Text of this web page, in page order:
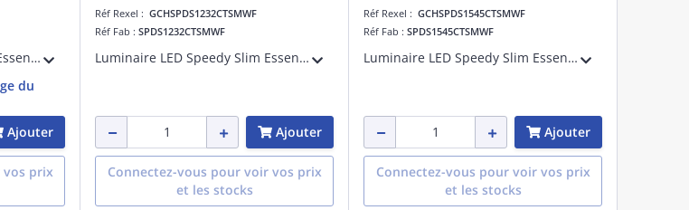
Luminaire LED Speedy Slim Essential avec interrupteur de couleur 3000-4000-5000K. Grâce aux embouts sans vis et aux connecteurs sans outil, ce luminaire peut être installé en un rien de temps. Les supports de montage en acier inoxydable inc
du
Ajouter
vos prix
Réf Rexel : GCHSPDS1232CTSMWF
Réf Fab : SPDS1232CTSMWF
Luminaire LED Speedy Slim Essential avec interrupteur de couleur 3000-4000-5000K. Grâce aux embouts sans vis et aux connecteurs sans outil, ce luminaire peut être installé en un rien de temps. Les supports de montage en acier inoxydable inc
Ajouter
Connectez-vous pour voir vos prix
et les stocks
Réf Rexel : GCHSPDS1545CTSMWF
Réf Fab : SPDS1545CTSMWF
Luminaire LED Speedy Slim Essential avec interrupteur de couleur 3000-4000-5000K. Grâce aux embouts sans vis et aux connecteurs sans outil, ce luminaire peut être installé en un rien de temps. Les supports de montage en acier inoxydable inc
Ajouter
Connectez-vous pour voir vos prix
et les stocks